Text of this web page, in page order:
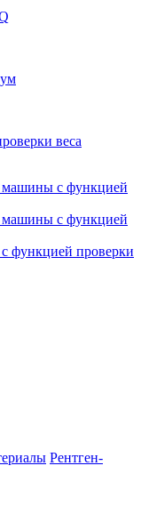
веса
машины с функцией
машины с функцией
функцией проверки
Рентген-